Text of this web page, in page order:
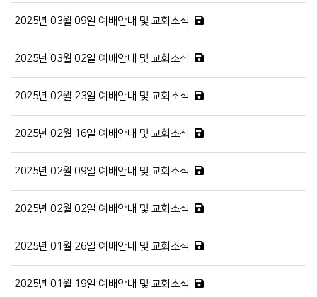
2025년 03월 09일 예배안내 및 교회소식
2025년 03월 02일 예배안내 및 교회소식
2025년 02월 23일 예배안내 및 교회소식
2025년 02월 16일 예배안내 및 교회소식
2025년 02월 09일 예배안내 및 교회소식
2025년 02월 02일 예배안내 및 교회소식
2025년 01월 26일 예배안내 및 교회소식
2025년 01월 19일 예배안내 및 교회소식